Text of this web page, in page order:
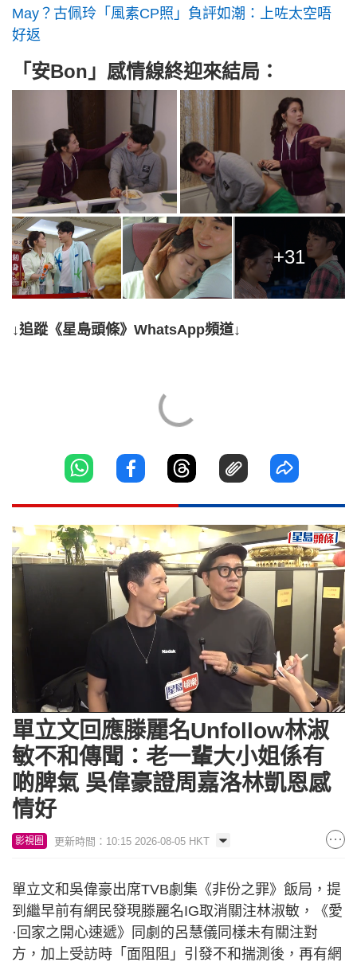
May？古佩玲「風素CP照」負評如潮：上咗太空唔
好返
「安Bon」感情線終迎來結局：
+31
↓追蹤《星島頭條》WhatsApp頻道↓
Unmute Loaded
8.63%
單立文回應滕麗名Unfollow林淑
敏不和傳聞：老一輩大小姐係有
啲脾氣 吳偉豪證周嘉洛林凱恩感
情好
影視圈 更新時間：10:15 2026-08-05 HKT
單立文和吳偉豪出席TVB劇集《非份之罪》飯局，提
到繼早前有網民發現滕麗名IG取消關注林淑敏，《愛
·回家之開心速遞》同劇的呂慧儀同樣未有關注對
方，加上受訪時「面阻阻」引發不和揣測後，再有網